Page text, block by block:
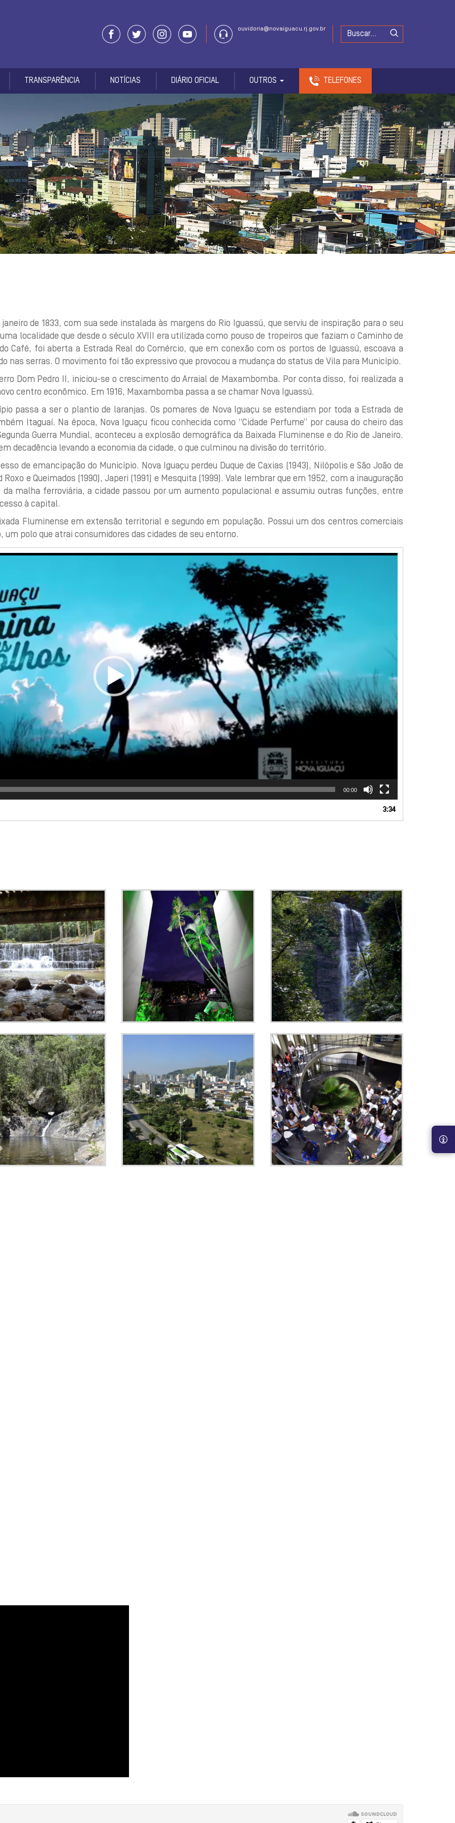
ouvidoria@novaiguacu.rj.gov.br
TRANSPARÊNCIA NOTÍCIAS DIÁRIO OFICIAL OUTROS TELEFONES
de 1833, com sua sede instalada às margens do Rio Iguassú, que serviu de inspiração para o seu
localidade que desde o século XVIII era utilizada como pouso de tropeiros que faziam o Caminho de
Café, foi aberta a Estrada Real do Comércio, que em conexão com os portos de Iguassú, escoava a
nas serras. O movimento foi tão expressivo que provocou a mudança do status de Vila para Município.
Dom Pedro II, iniciou-se o crescimento do Arraial de Maxambomba. Por conta disso, foi realizada a
centro econômico. Em 1916, Maxambomba passa a se chamar Nova Iguassú.
passa a ser o plantio de laranjas. Os pomares de Nova Iguaçu se estendiam por toda a Estrada de
Itaguaí. Na época, Nova Iguaçu ficou conhecida como “Cidade Perfume” por causa do cheiro das
Guerra Mundial, aconteceu a explosão demográfica da Baixada Fluminense e do Rio de Janeiro.
decadência levando a economia da cidade, o que culminou na divisão do território.
de emancipação do Município. Nova Iguaçu perdeu Duque de Caxias (1943), Nilópolis e São João de
e Queimados (1990), Japeri (1991) e Mesquita (1999). Vale lembrar que em 1952, com a inauguração
da malha ferroviária, a cidade passou por um aumento populacional e assumiu outras funções, entre
à capital.
Fluminense em extensão territorial e segundo em população. Possui um dos centros comerciais
polo que atrai consumidores das cidades de seu entorno.
00:00
3:34